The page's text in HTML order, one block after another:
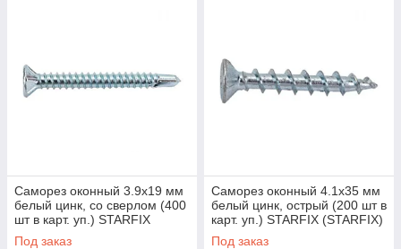
Саморез оконный 3.9х19 мм
белый цинк, со сверлом (400
шт в карт. уп.) STARFIX
(STARFIX) (SMC1-80882-400)
Под заказ
Саморез оконный 4.1х35 мм
белый цинк, острый (200 шт в
карт. уп.) STARFIX (STARFIX)
(SMC1-39923-200)
Под заказ